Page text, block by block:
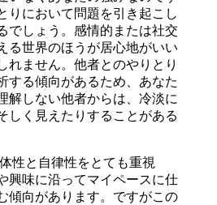
りにおいて問題を引き起こし
でしょう。感情的または社交
る世界のほうが居心地がいい
れません。他者とのやりとり
する傾向があるため、あなた
解しない他者からは、冷淡に
しく見えたりすることがある
性と自律性をとても重視
興味に沿ってマイペースに仕
傾向があります。ですがこの